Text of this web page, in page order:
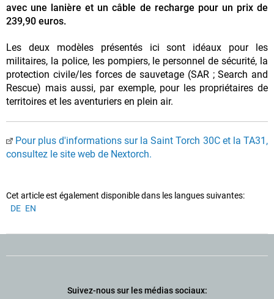
avec une lanière et un câble de recharge pour un prix de
239,90 euros.
Les deux modèles présentés ici sont idéaux pour les
militaires, la police, les pompiers, le personnel de sécurité, la
protection civile/les forces de sauvetage (SAR ; Search and
Rescue) mais aussi, par exemple, pour les propriétaires de
territoires et les aventuriers en plein air.
Pour plus d'informations sur la Saint Torch 30C et la TA31,
consultez le site web de Nextorch.
Cet article est également disponible dans les langues suivantes:
DE EN
Suivez-nous sur les médias sociaux: